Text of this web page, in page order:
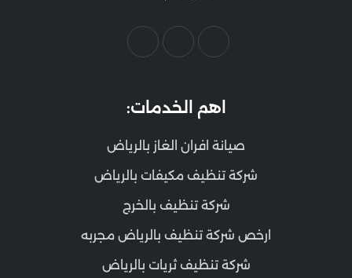
اهم الخدمات:
صيانة افران الغاز بالرياض
شركة تنظيف مكيفات بالرياض
شركة تنظيف بالخرج
ارخص شركة تنظيف بالرياض مجربه
شركة تنظيف ثريات بالرياض